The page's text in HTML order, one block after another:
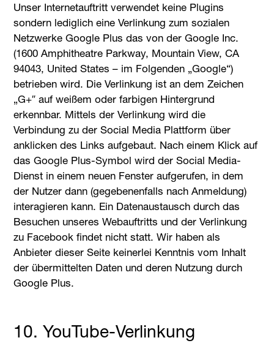
Unser Internetauftritt verwendet keine Plugins
sondern lediglich eine Verlinkung zum sozialen
Netzwerke Google Plus das von der Google Inc.
(1600 Amphitheatre Parkway, Mountain View, CA
94043, United States – im Folgenden „Google“)
betrieben wird. Die Verlinkung ist an dem Zeichen
„G+″ auf weißem oder farbigen Hintergrund
erkennbar. Mittels der Verlinkung wird die
Verbindung zu der Social Media Plattform über
anklicken des Links aufgebaut. Nach einem Klick auf
das Google Plus-Symbol wird der Social Media-
Dienst in einem neuen Fenster aufgerufen, in dem
der Nutzer dann (gegebenenfalls nach Anmeldung)
interagieren kann. Ein Datenaustausch durch das
Besuchen unseres Webauftritts und der Verlinkung
zu Facebook findet nicht statt. Wir haben als
Anbieter dieser Seite keinerlei Kenntnis vom Inhalt
der übermittelten Daten und deren Nutzung durch
Google Plus.
10. YouTube-Verlinkung